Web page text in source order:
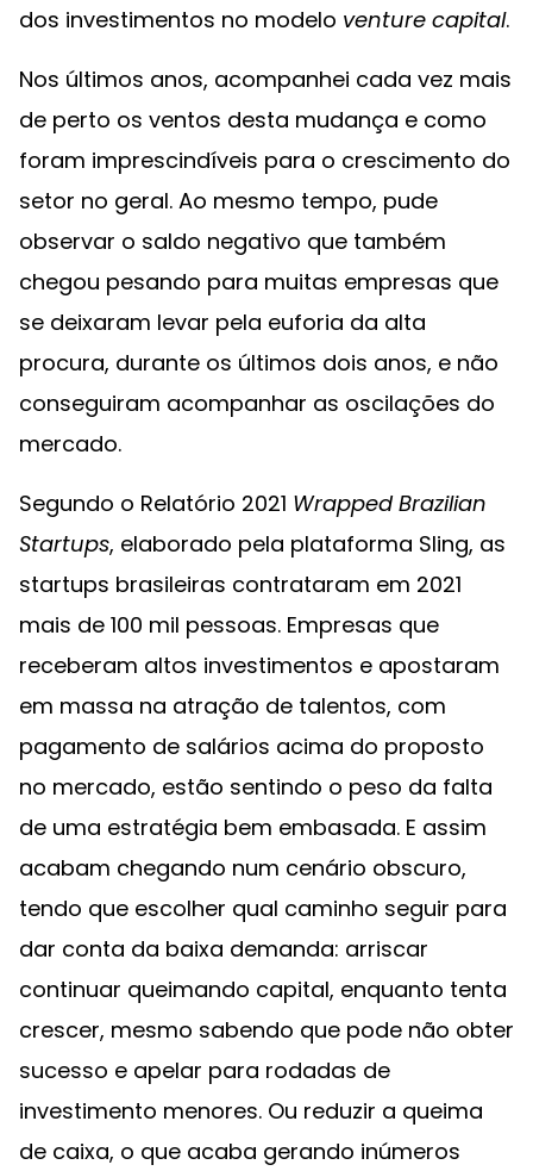
dos investimentos no modelo venture capital.
Nos últimos anos, acompanhei cada vez mais
de perto os ventos desta mudança e como
foram imprescindíveis para o crescimento do
setor no geral. Ao mesmo tempo, pude
observar o saldo negativo que também
chegou pesando para muitas empresas que
se deixaram levar pela euforia da alta
procura, durante os últimos dois anos, e não
conseguiram acompanhar as oscilações do
mercado.
Segundo o Relatório 2021 Wrapped Brazilian
Startups, elaborado pela plataforma Sling, as
startups brasileiras contrataram em 2021
mais de 100 mil pessoas. Empresas que
receberam altos investimentos e apostaram
em massa na atração de talentos, com
pagamento de salários acima do proposto
no mercado, estão sentindo o peso da falta
de uma estratégia bem embasada. E assim
acabam chegando num cenário obscuro,
tendo que escolher qual caminho seguir para
dar conta da baixa demanda: arriscar
continuar queimando capital, enquanto tenta
crescer, mesmo sabendo que pode não obter
sucesso e apelar para rodadas de
investimento menores. Ou reduzir a queima
de caixa, o que acaba gerando inúmeros